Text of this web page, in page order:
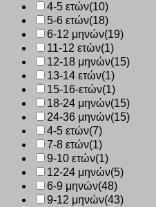
4-5 ετών(10)
5-6 ετών(18)
6-12 μηνών(19)
11-12 ετών(1)
12-18 μηνών(15)
13-14 ετών(1)
15-16-ετών(1)
18-24 μηνών(15)
24-36 μηνών(15)
4-5 ετών(7)
7-8 ετών(1)
9-10 ετών(1)
12-24 μηνών(5)
6-9 μηνών(48)
9-12 μηνών(43)